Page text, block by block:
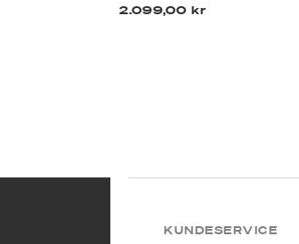
2.099,00 kr
KUNDESERVICE